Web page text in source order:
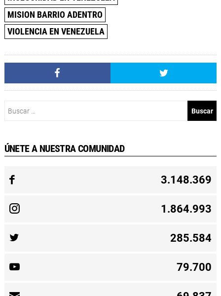
MISION BARRIO ADENTRO
VIOLENCIA EN VENEZUELA
ÚNETE A NUESTRA COMUNIDAD
3.148.369
1.864.993
285.584
79.700